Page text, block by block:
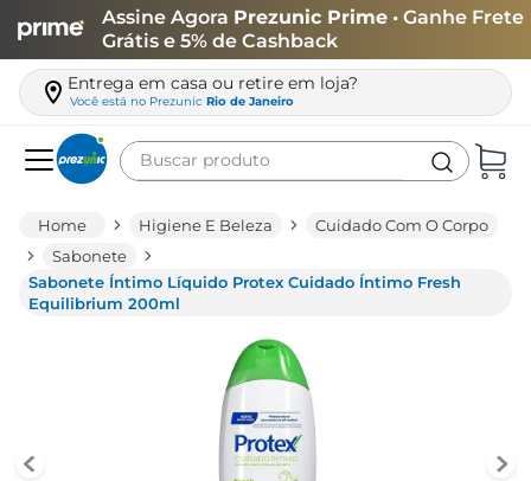
Assine Agora Prezunic Prime • Ganhe Frete
Grátis e 5% de Cashback
Entrega em casa ou retire em loja?
Você está no Prezunic Rio de Janeiro
Buscar produto
Higiene E Beleza
Cuidado Com O Corpo
Sabonete
Sabonete Íntimo Líquido Protex Cuidado Íntimo Fresh
Equilibrium 200ml
leite